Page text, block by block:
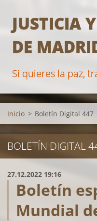
JUSTICIA
DE
Si quieres la paz,
Inicio > Boletín Digital 447
BOLETÍN DIGITAL
27.12.2022 19:16
Boletín
Mundial